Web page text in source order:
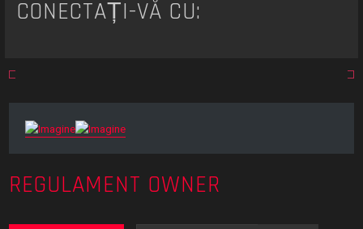
CONECTAȚI-VĂ CU:
REGULAMENT OWNER